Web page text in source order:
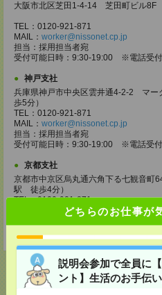
どちらのお仕事が
説明会参加で全員に
ント】生活のお手伝
大阪市北区芝田1-4-14 芝田町ビル8F
TEL：0120-921-871
MAIL： worker@nissonet.cp.jp
担当：採用担当者宛
受付可能日時：9:30-19:00 ※電話受
神戸支社
兵庫県神戸市中央区雲井通4-2-2 マー
歩5分）
TEL：0120-921-871
MAIL： worker@nissonet.cp.jp
担当：採用担当者宛
受付可能日時：9:30-19:00 ※電話受
京都支社
京都市中京区烏丸通六角下る七観音
駅 徒歩4分）
TEL：0120-921-871
worker@nissonet.co.jp